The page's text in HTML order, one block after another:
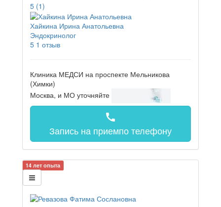
5 (1)
Хайкина Ирина Анатольевна
Эндокринолог
5 1 отзыв
Клиника МЕДСИ на проспекте Мельникова
(Химки)
Москва, и МО уточняйте
call
Запись на приемпо телефону
14 лет опыта